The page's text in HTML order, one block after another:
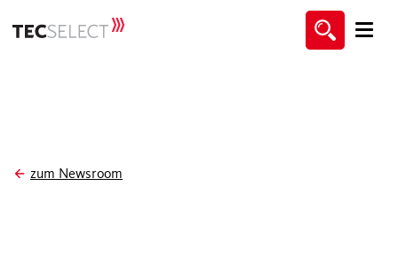
zum Newsroom